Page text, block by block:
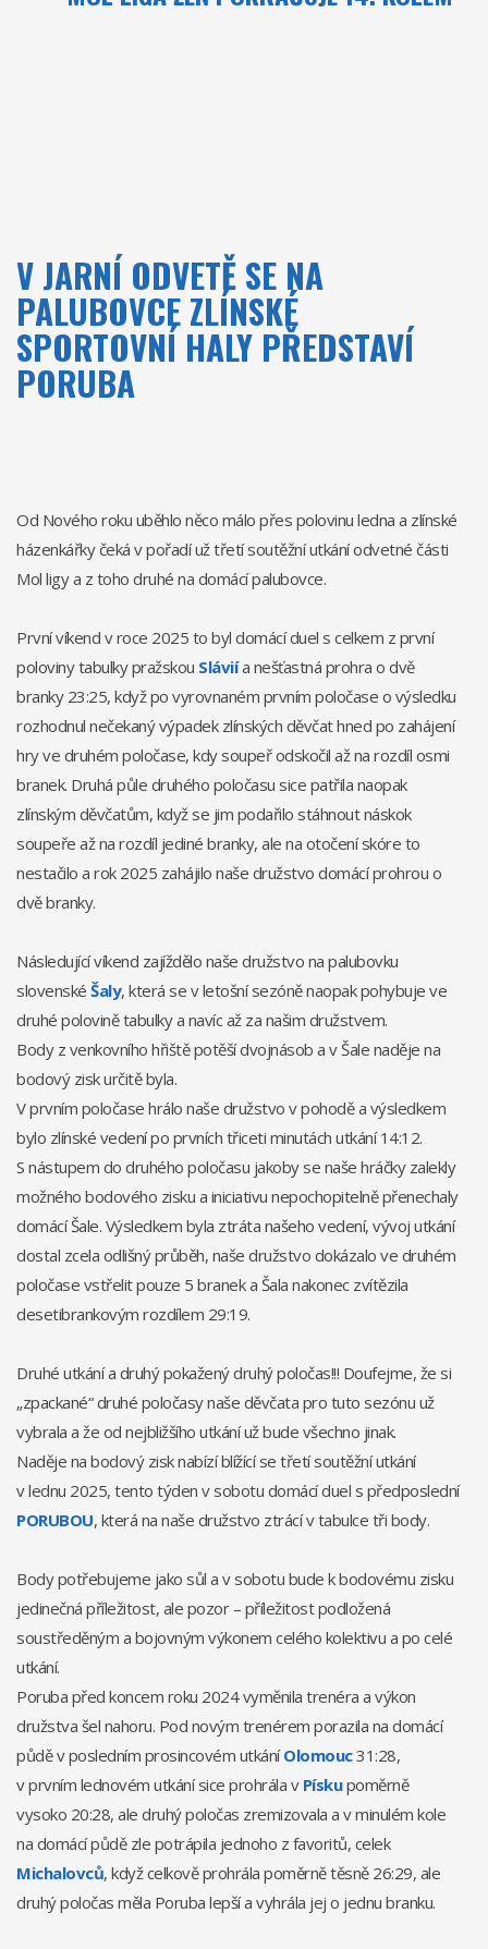
V JARNÍ ODVETĚ SE NA
PALUBOVCE ZLÍNSKÉ
SPORTOVNÍ HALY PŘEDSTAVÍ
PORUBA
Od Nového roku uběhlo něco málo přes polovinu ledna a zlínské
házenkářky čeká v pořadí už třetí soutěžní utkání odvetné části
Mol ligy a z toho druhé na domácí palubovce.
První víkend v roce 2025 to byl domácí duel s celkem z první
poloviny tabulky pražskou Sláviía nešťastná prohra o dvě
branky 23:25, když po vyrovnaném prvním poločase o výsledku
rozhodnul nečekaný výpadek zlínských děvčat hned po zahájení
hry ve druhém poločase, kdy soupeř odskočil až na rozdíl osmi
branek. Druhá půle druhého poločasu sice patřila naopak
zlínským děvčatům, když se jim podařilo stáhnout náskok
soupeře až na rozdíl jediné branky, ale na otočení skóre to
nestačilo a rok 2025 zahájilo naše družstvo domácí prohrou o
dvě branky.
Následující víkend zajíždělo naše družstvo na palubovku
slovenské Šaly, která se v letošní sezóně naopak pohybuje ve
druhé polovině tabulky a navíc až za našim družstvem.
Body z venkovního hřiště potěší dvojnásob a v Šale naděje na
bodový zisk určitě byla.
V prvním poločase hrálo naše družstvo v pohodě a výsledkem
bylo zlínské vedení po prvních třiceti minutách utkání 14:12.
S nástupem do druhého poločasu jakoby se naše hráčky zalekly
možného bodového zisku a iniciativu nepochopitelně přenechaly
domácí Šale. Výsledkem byla ztráta našeho vedení, vývoj utkání
dostal zcela odlišný průběh, naše družstvo dokázalo ve druhém
poločase vstřelit pouze 5 branek a Šala nakonec zvítězila
desetibrankovým rozdílem 29:19.
Druhé utkání a druhý pokažený druhý poločas!!! Doufejme, že si
„zpackané“ druhé poločasy naše děvčata pro tuto sezónu už
vybrala a že od nejbližšího utkání už bude všechno jinak.
Naděje na bodový zisk nabízí blížící se třetí soutěžní utkání
v lednu 2025, tento týden v sobotu domácí duel s předposlední
PORUBOU, která na naše družstvo ztrácí v tabulce tři body.
Body potřebujeme jako sůl a v sobotu bude k bodovému zisku
jedinečná příležitost, ale pozor – příležitost podložená
soustředěným a bojovným výkonem celého kolektivu a po celé
utkání.
Poruba před koncem roku 2024 vyměnila trenéra a výkon
družstva šel nahoru. Pod novým trenérem porazila na domácí
půdě v posledním prosincovém utkáníOlomouc31:28,
v prvním lednovém utkání sice prohrála v Pískupoměrně
vysoko 20:28, ale druhý poločas zremizovala a v minulém kole
na domácí půdě zle potrápila jednoho z favoritů, celek
Michalovců, když celkově prohrála poměrně těsně 26:29, ale
druhý poločas měla Poruba lepší a vyhrála jej o jednu branku.